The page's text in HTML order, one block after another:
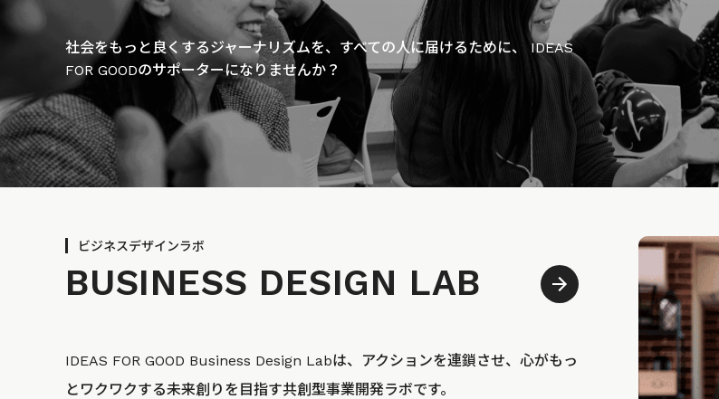
社会をもっと良くするジャーナリズムを、すべての人に届けるために、 IDEAS
FOR GOODのサポーターになりませんか？
ビジネスデザインラボ
BUSINESS DESIGN LAB
IDEAS FOR GOOD Business Design Labは、アクションを連鎖させ、心がもっ
とワクワクする未来創りを目指す共創型事業開発ラボです。